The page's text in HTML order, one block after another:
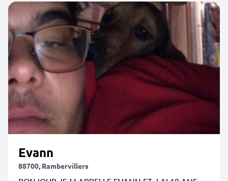
Evann
88700, Rambervillers